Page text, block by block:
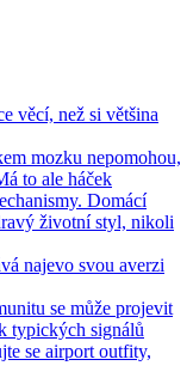
věcí, než si většina
mozku nepomohou,
to ale háček
Domácí
životní styl, nikoli
najevo svou averzi
se může projevit
typických signálů
se airport outfity,